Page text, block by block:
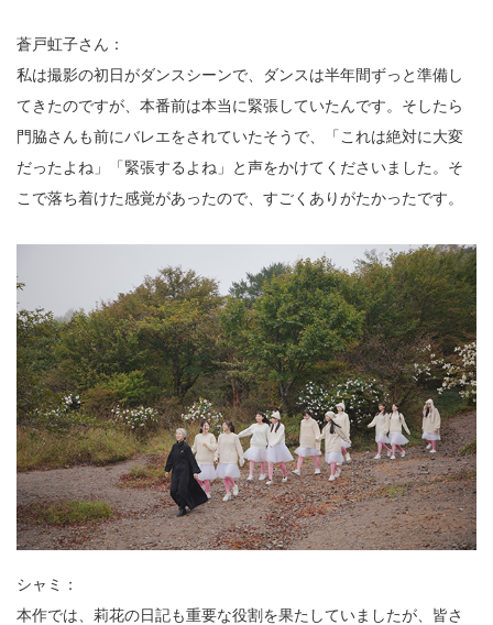
蒼戸虹子さん：
私は撮影の初日がダンスシーンで、ダンスは半年間ずっと準備し
てきたのですが、本番前は本当に緊張していたんです。そしたら
門脇さんも前にバレエをされていたそうで、「これは絶対に大変
だったよね」「緊張するよね」と声をかけてくださいました。そ
こで落ち着けた感覚があったので、すごくありがたかったです。
シャミ：
本作では、莉花の日記も重要な役割を果たしていましたが、皆さ